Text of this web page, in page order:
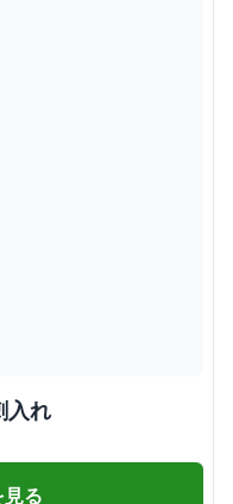
入れ
る